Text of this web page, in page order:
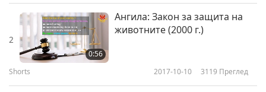
2
0:56
Ангила: Закон за защита на
животните (2000 г.)
Shorts 2017-10-10 3119 Преглед